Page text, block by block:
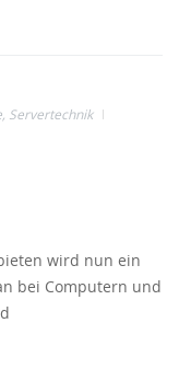
Servertechnik
wird nun ein
bei Computern und